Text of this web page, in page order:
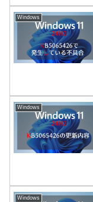
Windows
Windows
Windows